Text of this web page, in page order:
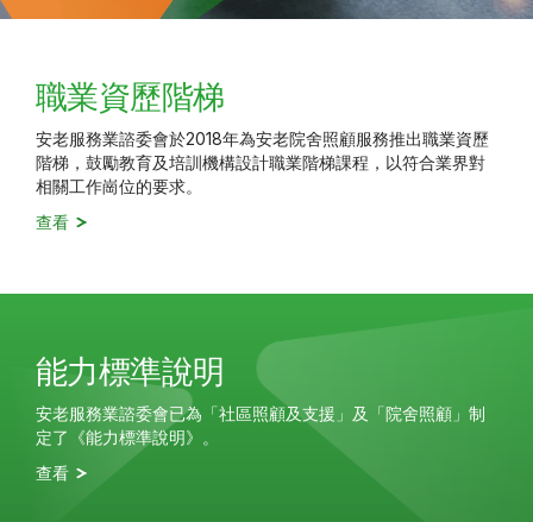
職業資歷階梯
安老服務業諮委會於2018年為安老院舍照顧服務推出職業資歷
階梯， 鼓勵教育及培訓機構設計職業階梯課程，以符合業界對
相關工作崗位的要求。
查看
能力標準說明
安老服務業諮委會已為「社區照顧及支援」及「院舍照顧」制
定了《能力標準說明》。
查看